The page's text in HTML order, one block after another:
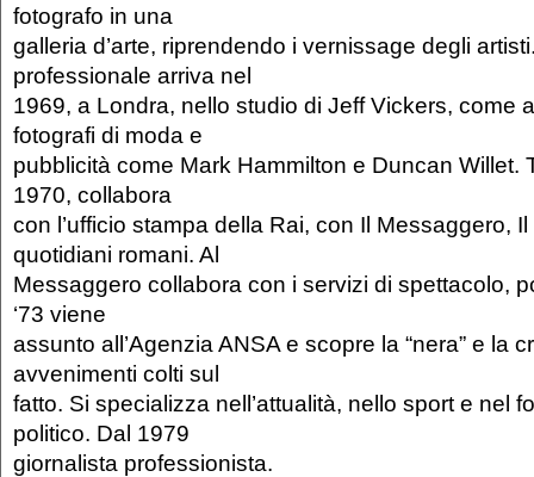
fotografo in una
galleria d’arte, riprendendo i vernissage degli
professionale arriva nel
1969, a Londra, nello studio di Jeff Vickers, come
fotografi di moda e
pubblicità come Mark Hammilton e Duncan Willet.
1970, collabora
con l’ufficio stampa della Rai, con Il Messaggero,
quotidiani romani. Al
Messaggero collabora con i servizi di spettacolo,
‘73 viene
assunto all’Agenzia ANSA e scopre la “nera” e la
avvenimenti colti sul
fatto. Si specializza nell’attualità, nello sport e nel
politico. Dal 1979
giornalista professionista.